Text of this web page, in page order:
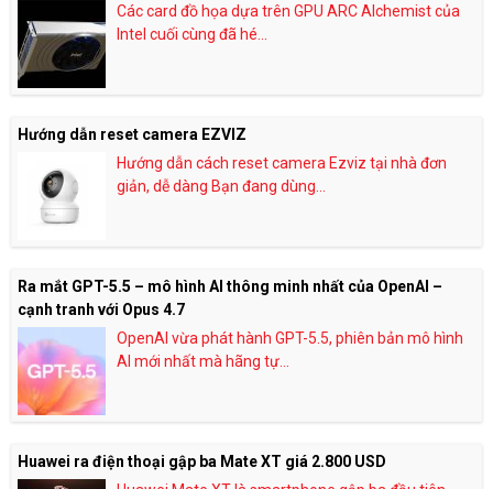
Các card đồ họa dựa trên GPU ARC Alchemist của
Intel cuối cùng đã hé...
Hướng dẫn reset camera EZVIZ
Hướng dẫn cách reset camera Ezviz tại nhà đơn
giản, dễ dàng Bạn đang dùng...
Ra mắt GPT-5.5 – mô hình AI thông minh nhất của OpenAI –
cạnh tranh với Opus 4.7
OpenAI vừa phát hành GPT-5.5, phiên bản mô hình
AI mới nhất mà hãng tự...
Huawei ra điện thoại gập ba Mate XT giá 2.800 USD